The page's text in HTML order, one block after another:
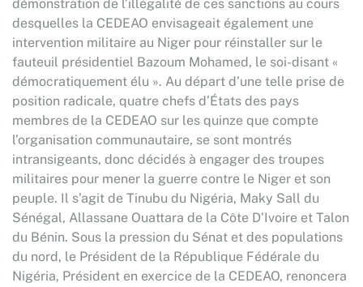
démonstration de l’illégalité de ces sanctions au cours
desquelles la CEDEAO envisageait également une
intervention militaire au Niger pour réinstaller sur le
fauteuil présidentiel Bazoum Mohamed, le soi-disant «
démocratiquement élu ». Au départ d’une telle prise de
position radicale, quatre chefs d’États des pays
membres de la CEDEAO sur les quinze que compte
l’organisation communautaire, se sont montrés
intransigeants, donc décidés à engager des troupes
militaires pour mener la guerre contre le Niger et son
peuple. Il s’agit de Tinubu du Nigéria, Maky Sall du
Sénégal, Allassane Ouattara de la Côte D’Ivoire et Talon
du Bénin. Sous la pression du Sénat et des populations
du nord, le Président de la République Fédérale du
Nigéria, Président en exercice de la CEDEAO, renoncera